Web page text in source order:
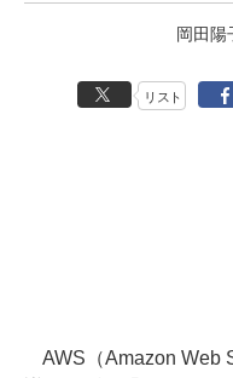
岡田陽
リスト
AWS（Amazon Web